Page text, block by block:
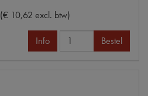
(€ 10,62 excl. btw)
Info Bestel